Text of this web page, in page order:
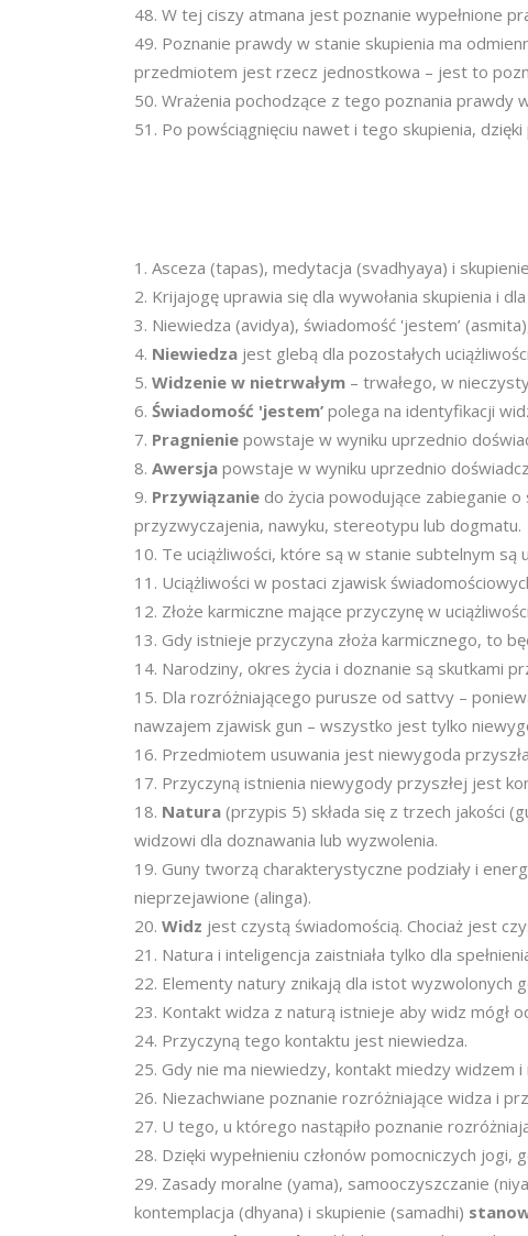
W tej ciszy atmana jest poznanie wypełnione
Poznanie prawdy w stanie skupienia ma
przedmiotem jest rzecz jednostkowa – jest to
Wrażenia pochodzące z tego poznania prawdy
Po powściągnięciu nawet i tego skupienia,
Asceza (tapas), medytacja (svadhyaya) i
Krijajogę uprawia się dla wywołania skupienia i dla
Niewiedza (avidya), świadomość 'jestem’
Niewiedza jest glebą dla pozostałych
Widzenie w nietrwałym – trwałego, w
Świadomość 'jestem’ polega na identyfikacji
Pragnienie powstaje w wyniku uprzednio
Awersja powstaje w wyniku uprzednio
Przywiązanie do życia powodujące zabieganie
przyzwyczajenia, nawyku, stereotypu lub dogmatu.
Te uciążliwości, które są w stanie subtelnym
Uciążliwości w postaci zjawisk
Złoże karmiczne mające przyczynę w
Gdy istnieje przyczyna złoża karmicznego, to
Narodziny, okres życia i doznanie są skutkami
Dla rozróżniającego purusze od sattvy –
nawzajem zjawisk gun – wszystko jest tylko
Przedmiotem usuwania jest niewygoda
Przyczyną istnienia niewygody przyszłej jest
Natura (przypis 5) składa się z trzech jakości
widzowi dla doznawania lub wyzwolenia.
Guny tworzą charakterystyczne podziały i
nieprzejawione (alinga).
Widz jest czystą świadomością. Chociaż jest
Natura i inteligencja zaistniała tylko dla
Elementy natury znikają dla istot wyzwolonych
Kontakt widza z naturą istnieje aby widz mógł
Przyczyną tego kontaktu jest niewiedza.
Gdy nie ma niewiedzy, kontakt miedzy widzem
Niezachwiane poznanie rozróżniające widza i
U tego, u którego nastąpiło poznanie
Dzięki wypełnieniu członów pomocniczych
Zasady moralne (yama), samooczyszczanie
kontemplacja (dhyana) i skupienie (samadhi)